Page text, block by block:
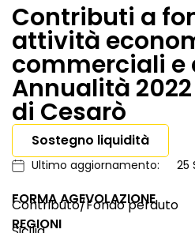
Contributi a
attività
commerciali e
Annualità
di Cesarò
Sostegno liquidità
Ultimo aggiornamento: 25
FORMA AGEVOLAZIONE
Contributo/Fondo perduto
REGIONI